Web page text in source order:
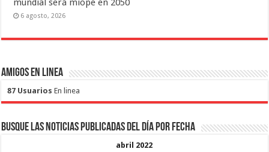
mundial será miope en 2050
6 agosto, 2026
Amigos en Linea
87 Usuarios En linea
Busque las noticias publicadas del día por fecha
abril 2022